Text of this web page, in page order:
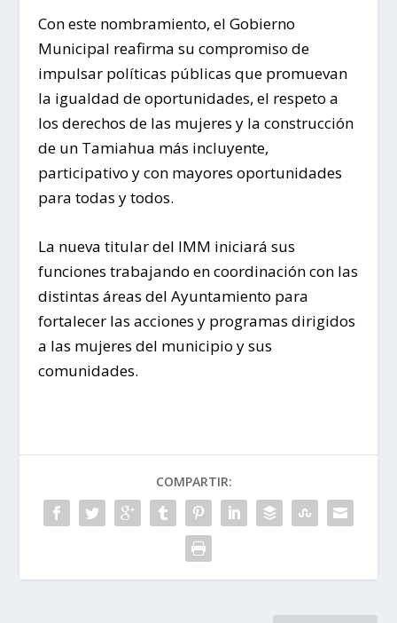
Con este nombramiento, el Gobierno
Municipal reafirma su compromiso de
impulsar políticas públicas que promuevan
la igualdad de oportunidades, el respeto a
los derechos de las mujeres y la construcción
de un Tamiahua más incluyente,
participativo y con mayores oportunidades
para todas y todos.
La nueva titular del IMM iniciará sus
funciones trabajando en coordinación con las
distintas áreas del Ayuntamiento para
fortalecer las acciones y programas dirigidos
a las mujeres del municipio y sus
comunidades.
COMPARTIR: